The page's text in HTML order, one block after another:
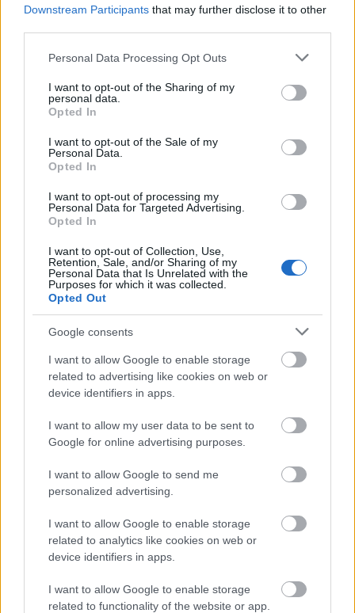
Downstream Participants that may further disclose it to other
Please note that this website/app uses one or more Google
not limited to your visit or usage behaviour. You may click to
grant or deny consent to Google and its third-party tags to
use your data for below specified purposes in below Google
consent section.
Personal Data Processing Opt Outs
I want to opt-out of the Sharing of my
personal data.
Opted In
I want to opt-out of the Sale of my
Personal Data.
Opted In
I want to opt-out of processing my
Personal Data for Targeted Advertising.
Opted In
I want to opt-out of Collection, Use,
Retention, Sale, and/or Sharing of my
Personal Data that Is Unrelated with the
Purposes for which it was collected.
Opted Out
Google consents
I want to allow Google to enable storage
related to advertising like cookies on web or
device identifiers in apps.
I want to allow my user data to be sent to
Google for online advertising purposes.
I want to allow Google to send me
personalized advertising.
I want to allow Google to enable storage
related to analytics like cookies on web or
device identifiers in apps.
I want to allow Google to enable storage
related to functionality of the website or app.
Τ’ Αλώνι: Η γαστρονομική γωνιά της Λευκάδας
με θέα που μαγεύει
Ανάμεσα στους καταπράσινους λόφους των Χορτάτων και με το Ιόνιο να
απλώνεται μπροστά του, το Τ’ Αλώνι αποτελεί ένα από εκείνα τα μέρη που...